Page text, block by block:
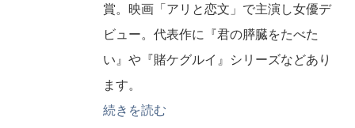
賞。映画「アリと恋文」で主演し女優デ
ビュー。代表作に『君の膵臓をたべた
い』や『賭ケグルイ』シリーズなどあり
ます。
続きを読む